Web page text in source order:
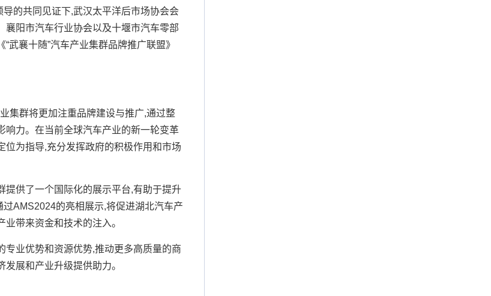
的共同见证下,武汉太平洋后市场协会会
襄阳市汽车行业协会以及十堰市汽车零部
武襄十随”汽车产业集群品牌推广联盟》
集群将更加注重品牌建设与推广,通过整
响力。在当前全球汽车产业的新一轮变革
位为指导,充分发挥政府的积极作用和市场
提供了一个国际化的展示平台,有助于提升
AMS2024的亮相展示,将促进湖北汽车产
带来资金和技术的注入。
专业优势和资源优势,推动更多高质量的商
展和产业升级提供助力。